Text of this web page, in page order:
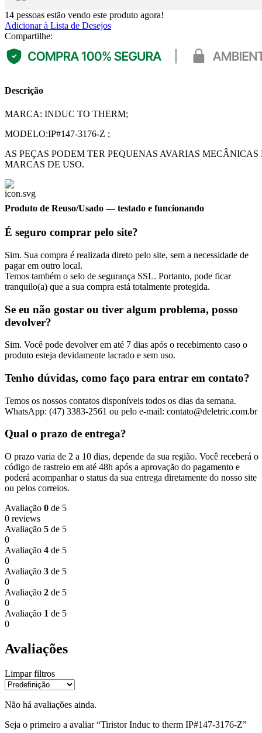
14 pessoas estão vendo este produto agora!
Adicionar à Lista de Desejos
Compartilhe:
Descrição
MARCA: INDUC TO THERM;
MODELO:IP#147-3176-Z ;
AS PEÇAS PODEM TER PEQUENAS AVARIAS MECÂNICAS
MARCAS DE USO.
Produto de Reuso/Usado— testado e funcionando
É seguro comprar pelo site?
Sim. Sua compra é realizada direto pelo site, sem a necessidade de
pagar em outro local.
Temos também o selo de segurança SSL. Portanto, pode ficar
tranquilo(a) que a sua compra está totalmente protegida.
Se eu não gostar ou tiver algum problema, posso
devolver?
Sim. Você pode devolver em até 7 dias após o recebimento caso o
produto esteja devidamente lacrado e sem uso.
Tenho dúvidas, como faço para entrar em contato?
Temos os nossos contatos disponíveis todos os dias da semana.
WhatsApp: (47) 3383-2561 ou pelo e-mail: contato@deletric.com.br
Qual o prazo de entrega?
O prazo varia de 2 a 10 dias, depende da sua região. Você receberá o
código de rastreio em até 48h após a aprovação do pagamento e
poderá acompanhar o status da sua entrega diretamente do nosso site
ou pelos correios.
Avaliação 0 de 5
0 reviews
Avaliação 5 de 5
0
Avaliação 4 de 5
0
Avaliação 3 de 5
0
Avaliação 2 de 5
0
Avaliação 1 de 5
0
Avaliações
Limpar filtros
Não há avaliações ainda.
Seja o primeiro a avaliar “Tiristor Induc to therm IP#147-3176-Z”